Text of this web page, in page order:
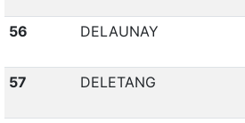
56 DELAUNAY
57 DELETANG